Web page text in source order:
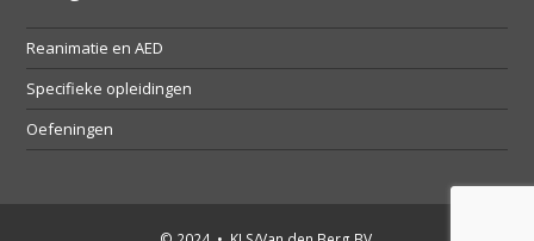
Reanimatie en AED
Specifieke opleidingen
Oefeningen